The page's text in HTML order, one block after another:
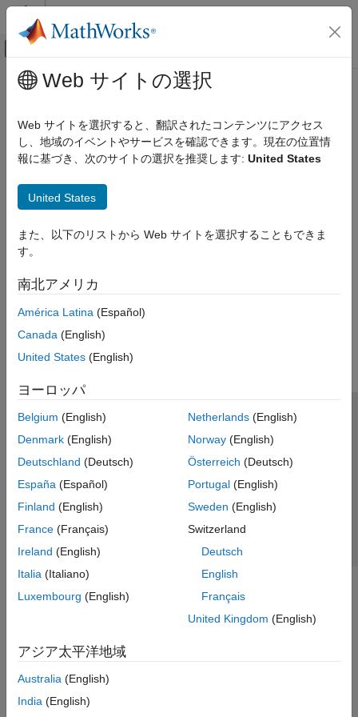
コンテンツへスキップ
オフキャンバス ナビゲーション メ
ドキュメンテーションのホーム
メインコンテンツ
Web サイトの選択
Web サイトを選択すると、翻訳されたコンテンツにアクセス
し、地域のイベントやサービスを確認できます。現在の位置情
報に基づき、次のサイトの選択を推奨します: United States
United States
また、以下のリストから Web サイトを選択することもできま
す。
南北アメリカ
América Latina (Español)
Canada (English)
United States (English)
ヨーロッパ
Belgium (English)
Denmark (English)
Deutschland (Deutsch)
España (Español)
Finland (English)
France (Français)
Ireland (English)
Italia (Italiano)
Luxembourg (English)
Netherlands(English)
Norway(English)
Österreich (Deutsch)
Portugal(English)
Sweden (English)
Switzerland
Deutsch
English
Français
United Kingdom (English)
アジア太平洋地域
Australia (English)
India (English)
トラストセンター
プライバシー ポリシー
違法コピー防止
アプリケーション ステータス
© 1994-2026 The MathWorks, Inc.